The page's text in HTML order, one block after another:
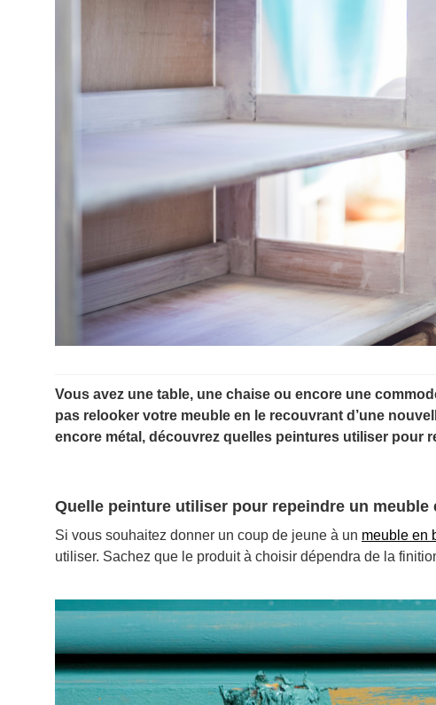
Vous avez une table, une chaise ou encore une
pas relooker votre meuble en le recouvrant d’une
encore métal, découvrez quelles peintures utiliser pour
Quelle peinture utiliser pour repeindre un meuble
Si vous souhaitez donner un coup de jeune à un meuble en
utiliser. Sachez que le produit à choisir dépendra de la